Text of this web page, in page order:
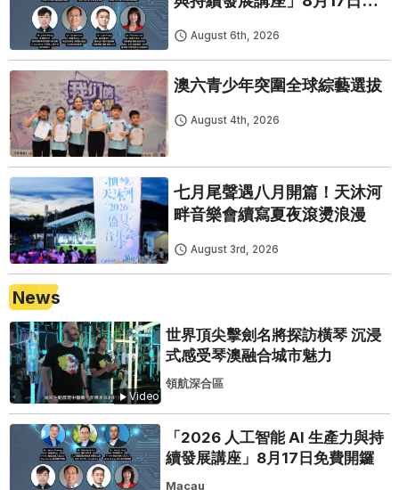
August 6th, 2026
澳六青少年突圍全球綜藝選拔
August 4th, 2026
七月尾聲遇八月開篇！天沐河
畔音樂會續寫夏夜滾燙浪漫
August 3rd, 2026
News
Video
世界頂尖擊劍名將探訪橫琴 沉浸
式感受琴澳融合城市魅力
領航深合區
「2026 人工智能 AI 生產力與持
續發展講座」8月17日免費開鑼
Macau